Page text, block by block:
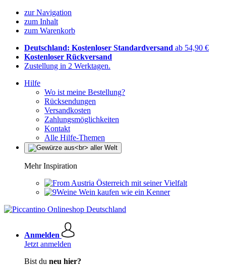
zur Navigation
zum Inhalt
zum Warenkorb
Deutschland: Kostenloser Standardversand ab 54,90 €
Kostenloser Rückversand
Zustellung in 2 Werktagen.
Hilfe
Wo ist meine Bestellung?
Rücksendungen
Versandkosten
Zahlungsmöglichkeiten
Kontakt
Alle Hilfe-Themen
Mehr Inspiration
Österreich mit seiner Vielfalt
Wein kaufen wie ein Kenner
Anmelden
Jetzt anmelden
Bist du neu hier?